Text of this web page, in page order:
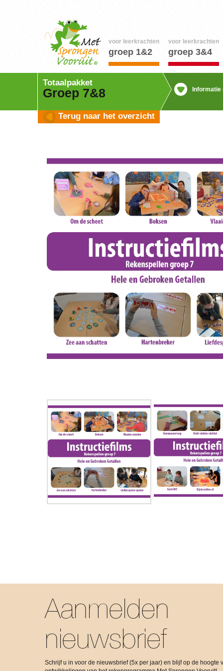
voor leerkrachten
groep 1&2
voor leerkrachten
groep 3&4
Totaalpakket
Groep 7&8
Terug naar het overzicht
Informatie
Aanmelden
nieuwsbrief
Schrijf u in voor de nieuwsbrief (5x per jaar) en blijf op de hoogte